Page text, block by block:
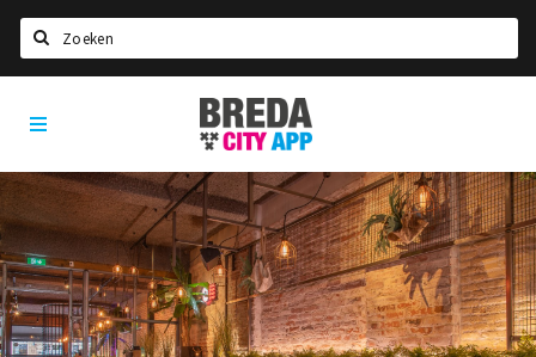
Home
Agenda
Deals
Party pics
Nieuws, interviews & blogs
Eten
Breda
City
App